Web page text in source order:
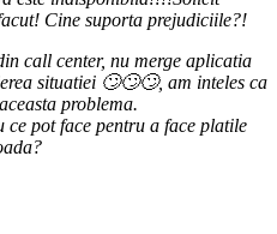
Cine suporta prejudiciile?!
call center, nu merge aplicatia
situatiei 🙄🙄🙄, am inteles ca
problema.
ce pot face pentru a face platile